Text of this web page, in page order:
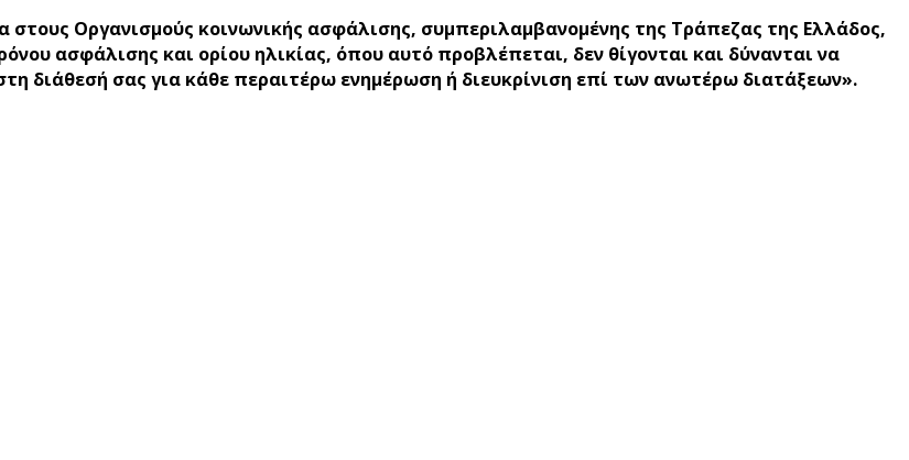
στους Οργανισμούς κοινωνικής ασφάλισης, συμπεριλαμβανομένης της Τράπεζας της Ελλάδος,
ασφάλισης και ορίου ηλικίας, όπου αυτό προβλέπεται, δεν θίγονται και δύνανται να
διάθεσή σας για κάθε περαιτέρω ενημέρωση ή διευκρίνιση επί των ανωτέρω διατάξεων».